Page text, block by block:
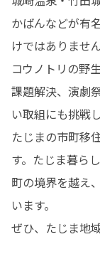
かばんなどが有
けではありません
コウノトリの野
課題解決、演劇
い取組にも挑戦
たじまの市町移
す。たじま暮ら
町の境界を越え
います。
ぜひ、たじま地